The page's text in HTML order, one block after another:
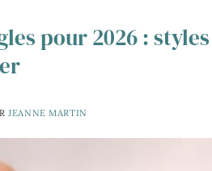
pour 2026 :
JEANNE MARTIN